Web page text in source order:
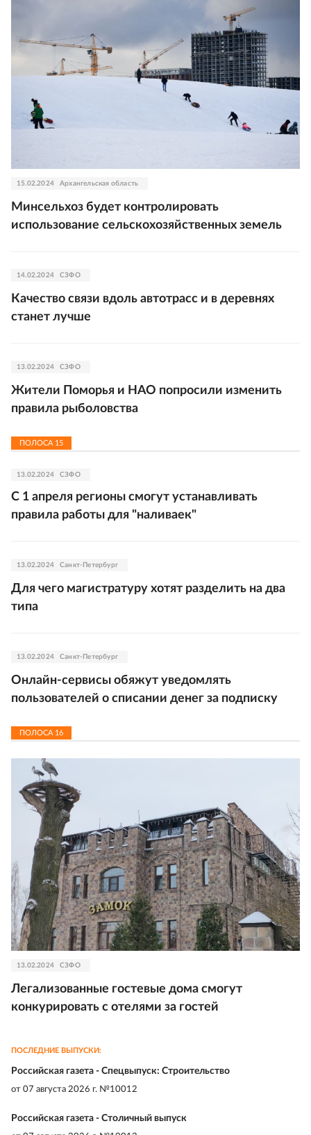
15.02.2024 Архангельская область
Минсельхоз будет контролировать
использование сельскохозяйственных земель
14.02.2024 СЗФО
Качество связи вдоль автотрасс и в деревнях
станет лучше
13.02.2024 СЗФО
Жители Поморья и НАО попросили изменить
правила рыболовства
ПОЛОСА 15
13.02.2024 СЗФО
С 1 апреля регионы смогут устанавливать
правила работы для "наливаек"
13.02.2024 Санкт-Петербург
Для чего магистратуру хотят разделить на два
типа
13.02.2024 Санкт-Петербург
Онлайн-сервисы обяжут уведомлять
пользователей о списании денег за подписку
ПОЛОСА 16
13.02.2024 СЗФО
Легализованные гостевые дома смогут
конкурировать с отелями за гостей
ПОСЛЕДНИЕ ВЫПУСКИ:
Российская газета - Спецвыпуск: Строительство
от 07 августа 2026 г. №10012
Российская газета - Столичный выпуск